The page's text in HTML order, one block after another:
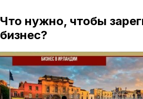
Что нужно, чтобы
бизнес?